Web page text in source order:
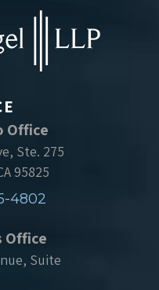
Office
Ste. 275
95825
4802
Office
Suite